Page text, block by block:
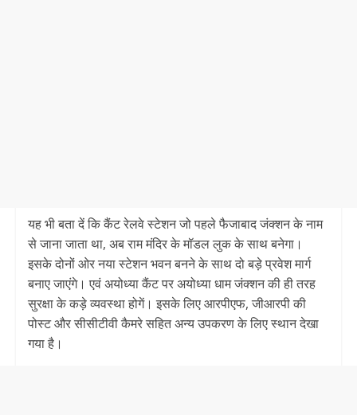
यह भी बता दें कि कैंट रेलवे स्‍टेशन जो पहले फैजाबाद जंक्‍शन के नाम
से जाना जाता था, अब राम मं‍दिर के मॉडल लुक के साथ बनेगा।
इसके दोनों ओर नया स्टेशन भवन बनने के साथ दो बड़े प्रवेश मार्ग
बनाए जाएंगे। एवं अयोध्‍या कैंट पर अयोध्‍या धाम जंक्‍शन की ही तरह
सुरक्षा के कड़े व्यवस्था होगें। इसके लिए आरपीएफ, जीआरपी की
पोस्ट और सीसीटीवी कैमरे सहित अन्य उपकरण के लिए स्थान देखा
गया है।